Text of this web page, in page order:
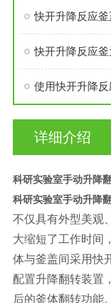
快开升降反应
快开升降反应
使用快开升降
详细介绍
科研实验室手动升降
科研实验室手动升降
不仅具有外型美观
大缩短了工作时间
体与釜盖间采用快
配置升降翻转装置
后的釜体翻转功能